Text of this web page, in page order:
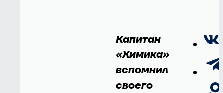
Капитан
«Химика»
вспомнил
своего